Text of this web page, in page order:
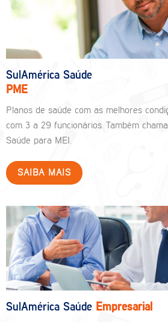
SulAmérica Saúde
PME
Planos de saúde com as melhores
com 3 a 29 funcionários. Também
Saúde para MEI.
SAIBA MAIS
SulAmérica Saúde Empresarial